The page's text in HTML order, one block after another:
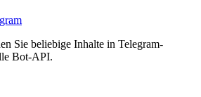
Sie beliebige Inhalte in Telegram-
Bot-API.